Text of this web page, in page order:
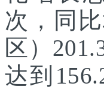
次，同
区）
达到